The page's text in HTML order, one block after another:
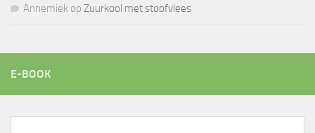
Annemiek op Zuurkool met stoofvlees
E-BOOK